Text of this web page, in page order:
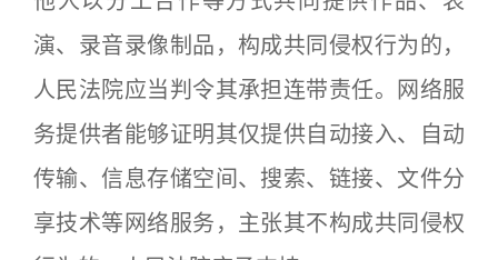
演、录音录像制品，构成共同侵权行为的，
人民法院应当判令其承担连带责任。网络服
务提供者能够证明其仅提供自动接入、自动
传输、信息存储空间、搜索、链接、文件分
享技术等网络服务，主张其不构成共同侵权